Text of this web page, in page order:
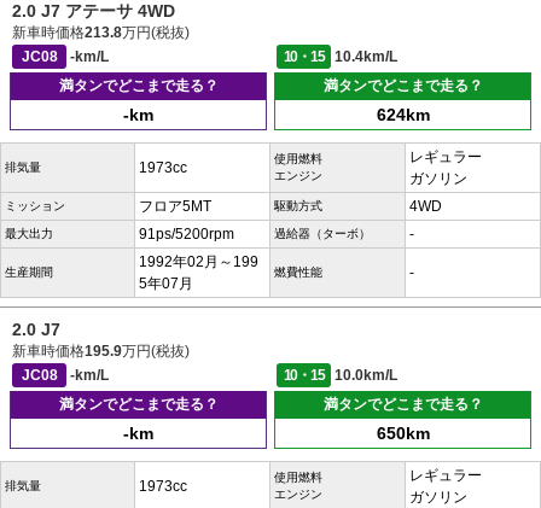
2.0 J7 アテーサ 4WD
新車時価格213.8万円(税抜)
JC08
-km/L 10・15
10.4km/L
満タンでどこまで走る？
-km
満タンでどこまで走る？
624km
排気量 1973cc
使用燃料
エンジン
レギュラー
ガソリン
ミッション フロア5MT 駆動方式 4WD
最大出力 91ps/5200rpm 過給器（ターボ） -
生産期間
1992年02月～199
5年07月
燃費性能 -
2.0 J7
新車時価格195.9万円(税抜)
JC08
-km/L 10・15
10.0km/L
満タンでどこまで走る？
-km
満タンでどこまで走る？
650km
排気量 1973cc
使用燃料
エンジン
レギュラー
ガソリン